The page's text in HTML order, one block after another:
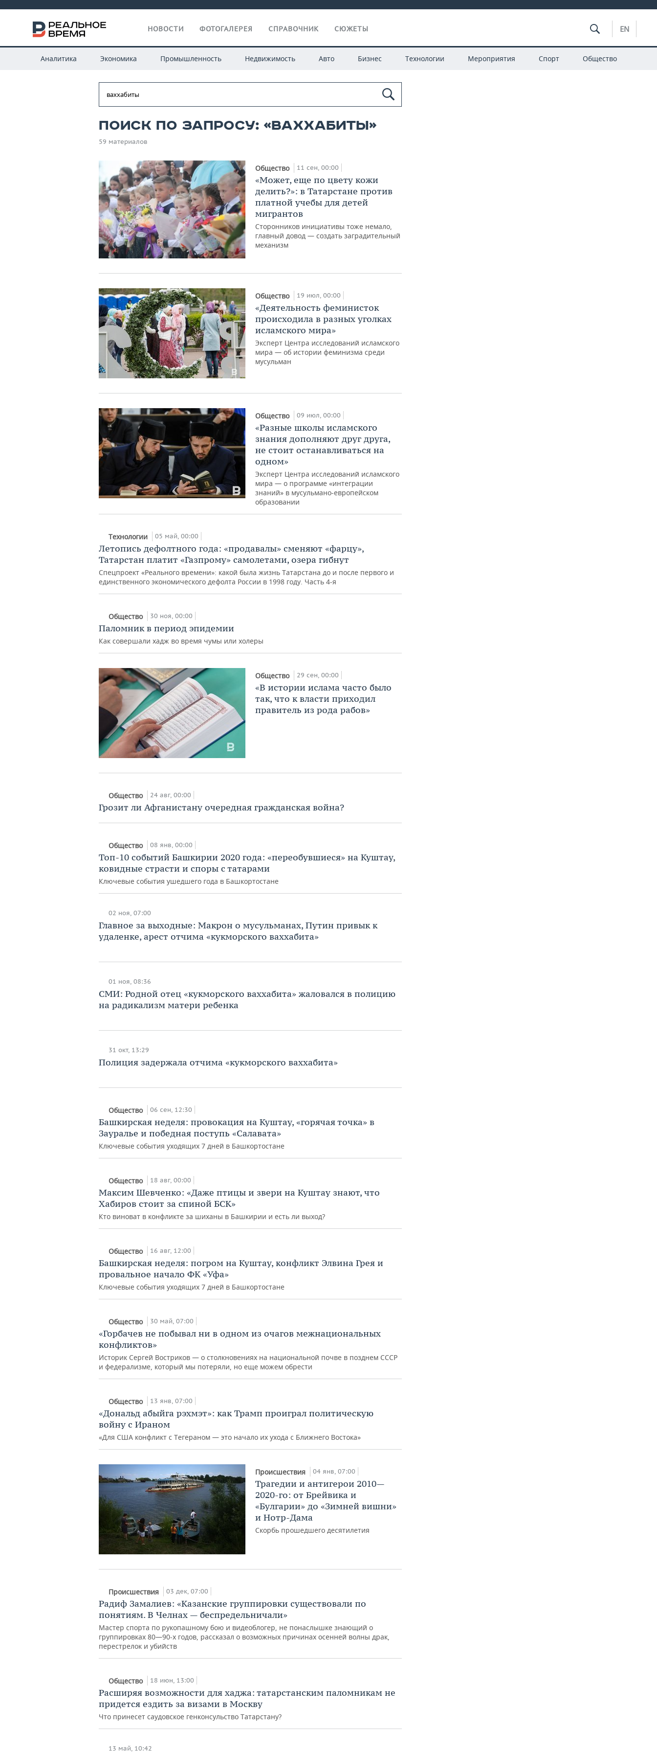
НОВОСТИ ФОТОГАЛЕРЕЯ СПРАВОЧНИК СЮЖЕТЫ EN
Аналитика Экономика Промышленность Недвижимость Авто Бизнес Технологии Мероприятия Спорт Общество
Поиск по запросу: «ваххабиты»
59 материалов
Общество 11 сен, 00:00
«Может, еще по цвету кожи
делить?»: в Татарстане против
платной учебы для детей
мигрантов
Сторонников инициативы тоже немало,
главный довод — создать заградительный
механизм
Общество 19 июл, 00:00
«Деятельность феминисток
происходила в разных уголках
исламского мира»
Эксперт Центра исследований исламского
мира — об истории феминизма среди
мусульман
Общество 09 июл, 00:00
«Разные школы исламского
знания дополняют друг друга,
не стоит останавливаться на
одном»
Эксперт Центра исследований исламского
мира — о программе «интеграции
знаний» в мусульмано-европейском
образовании
Технологии 05 май, 00:00
Летопись дефолтного года: «продавалы» сменяют «фарцу»,
Татарстан платит «Газпрому» самолетами, озера гибнут
Спецпроект «Реального времени»: какой была жизнь Татарстана до и после первого и
единственного экономического дефолта России в 1998 году. Часть 4-я
Общество 30 ноя, 00:00
Паломник в период эпидемии
Как совершали хадж во время чумы или холеры
Общество 29 сен, 00:00
«В истории ислама часто было
так, что к власти приходил
правитель из рода рабов»
Общество 24 авг, 00:00
Грозит ли Афганистану очередная гражданская война?
Общество 08 янв, 00:00
Топ-10 событий Башкирии 2020 года: «переобувшиеся» на Куштау,
ковидные страсти и споры с татарами
Ключевые события ушедшего года в Башкортостане
02 ноя, 07:00
Главное за выходные: Макрон о мусульманах, Путин привык к
удаленке, арест отчима «кукморского ваххабита»
01 ноя, 08:36
СМИ: Родной отец «кукморского ваххабита» жаловался в полицию
на радикализм матери ребенка
31 окт, 13:29
Полиция задержала отчима «кукморского ваххабита»
Общество 06 сен, 12:30
Башкирская неделя: провокация на Куштау, «горячая точка» в
Зауралье и победная поступь «Салавата»
Ключевые события уходящих 7 дней в Башкортостане
Общество 18 авг, 00:00
Максим Шевченко: «Даже птицы и звери на Куштау знают, что
Хабиров стоит за спиной БСК»
Кто виноват в конфликте за шиханы в Башкирии и есть ли выход?
Общество 16 авг, 12:00
Башкирская неделя: погром на Куштау, конфликт Элвина Грея и
провальное начало ФК «Уфа»
Ключевые события уходящих 7 дней в Башкортостане
Общество 30 май, 07:00
«Горбачев не побывал ни в одном из очагов межнациональных
конфликтов»
Историк Сергей Востриков — о столкновениях на национальной почве в позднем СССР
и федерализме, который мы потеряли, но еще можем обрести
Общество 13 янв, 07:00
«Дональд абыйга рэхмэт»: как Трамп проиграл политическую
войну с Ираном
«Для США конфликт с Тегераном — это начало их ухода с Ближнего Востока»
Происшествия 04 янв, 07:00
Трагедии и антигерои 2010—
2020-го: от Брейвика и
«Булгарии» до «Зимней вишни»
и Нотр-Дама
Скорбь прошедшего десятилетия
Происшествия 03 дек, 07:00
Радиф Замалиев: «Казанские группировки существовали по
понятиям. В Челнах — беспредельничали»
Мастер спорта по рукопашному бою и видеоблогер, не понаслышке знающий о
группировках 80—90-х годов, рассказал о возможных причинах осенней волны драк,
перестрелок и убийств
Общество 18 июн, 13:00
Расширяя возможности для хаджа: татарстанским паломникам не
придется ездить за визами в Москву
Что принесет саудовское генконсульство Татарстану?
13 май, 10:42